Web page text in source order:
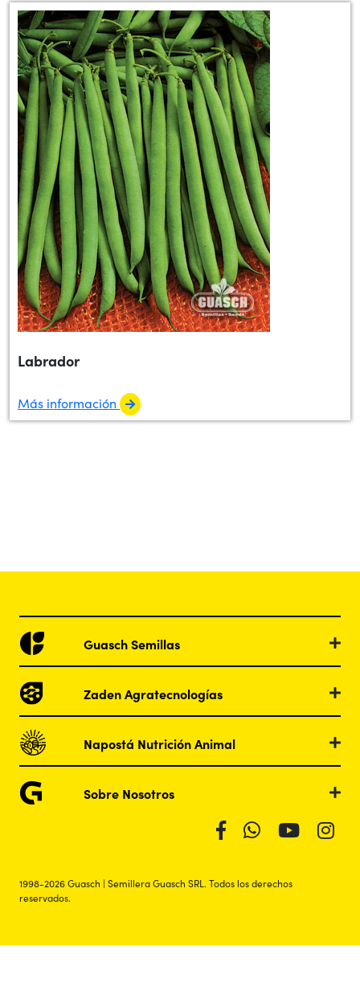
Labrador
Más información
Guasch Semillas
Zaden Agratecnologías
Napostá Nutrición Animal
Sobre Nosotros
1998-2026 Guasch | Semillera Guasch SRL. Todos los derechos
reservados.